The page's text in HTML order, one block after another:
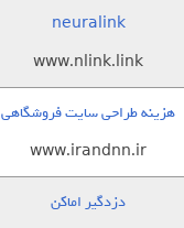
neuralink
www.nlink.link
هزینه طراحی سایت فروشگاهی
www.irandnn.ir
دزدگیر اماکن